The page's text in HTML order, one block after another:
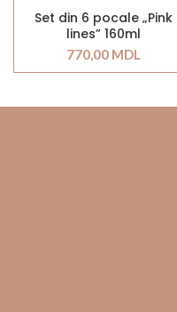
Set din 6 pocale „Pink
lines” 160ml
770,00 MDL